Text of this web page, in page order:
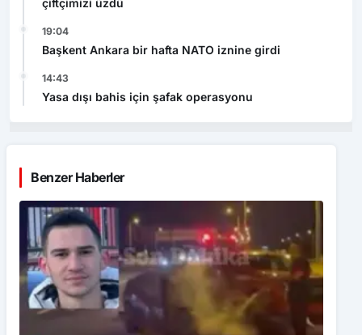
19:04
Başkent Ankara bir hafta NATO iznine girdi
14:43
Yasa dışı bahis için şafak operasyonu
Benzer Haberler